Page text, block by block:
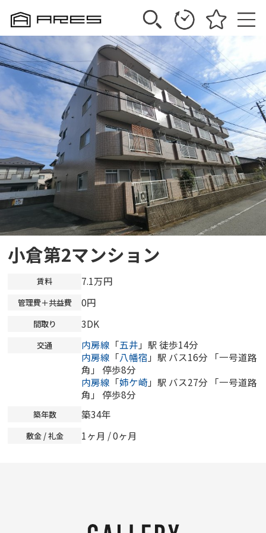
小倉第2マンション
賃料 7.1万円
管理費＋共益費 0円
間取り 3DK
交通 内房線 「五井 」駅 徒歩14分
内房線 「八幡宿 」駅 バス16分 「一号道路
角」 停歩8分
内房線 「姉ケ崎 」駅 バス27分 「一号道路
角」 停歩8分
築年数 築34年
敷金 / 礼金 1ヶ月 /0ヶ月